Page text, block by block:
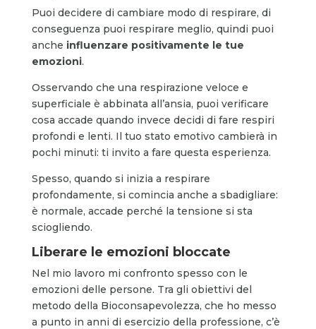
Puoi decidere di cambiare modo di respirare, di
conseguenza puoi respirare meglio, quindi puoi
anche influenzare positivamente le tue
emozioni.
Osservando che una respirazione veloce e
superficiale è abbinata all’ansia, puoi verificare
cosa accade quando invece decidi di fare respiri
profondi e lenti. Il tuo stato emotivo cambierà in
pochi minuti: ti invito a fare questa esperienza.
Spesso, quando si inizia a respirare
profondamente, si comincia anche a sbadigliare:
è normale, accade perché la tensione si sta
sciogliendo.
Liberare le emozioni bloccate
Nel mio lavoro mi confronto spesso con le
emozioni delle persone. Tra gli obiettivi del
metodo della Bioconsapevolezza, che ho messo
a punto in anni di esercizio della professione, c’è